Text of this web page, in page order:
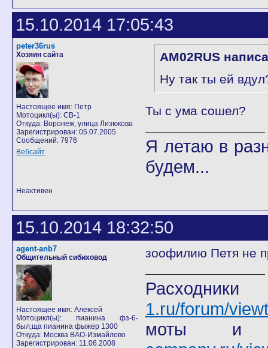
15.10.2014 17:05:43
peter36rus
Хозяин сайта
Настоящее имя: Петр
Мотоцикл(ы): CB-1
Откуда: Воронеж, улица Лизюкова
Зарегистрирован: 05.07.2005
Сообщений: 7976
Вебсайт
AM02RUS
Ну так ты ей
Ты с ума сошел?
Я летаю в
будем...
Неактивен
15.10.2014 18:32:50
agent-anb7
Общительный сибиховод
Настоящее имя: Алексей
Мотоцикл(ы): пианина фз-6-
был,ща пианина фыжер 1300
Откуда: Москва ВАО-Измайлово
Зарегистрирован: 11.06.2008
зоофилию Петя не
1.ru/forum/